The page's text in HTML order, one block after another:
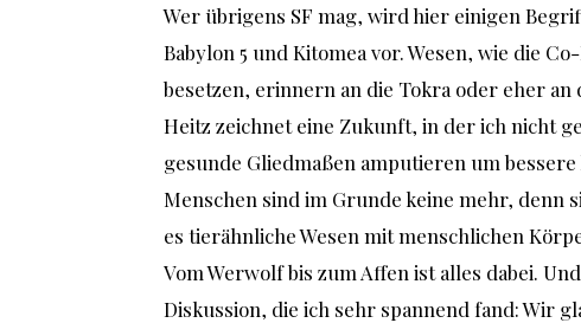
Wer übrigens SF mag, wird hier einigen
Babylon 5 und Kitomea vor. Wesen, wie die
besetzen, erinnern an die Tokra oder eher an
Heitz zeichnet eine Zukunft, in der ich nicht
gesunde Gliedmaßen amputieren um
Menschen sind im Grunde keine mehr, denn
es tierähnliche Wesen mit menschlichen
Vom Werwolf bis zum Affen ist alles dabei.
Diskussion, die ich sehr spannend fand: Wir